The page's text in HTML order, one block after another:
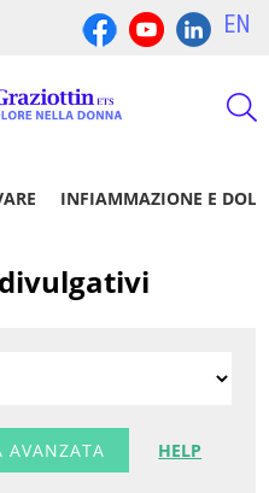
EN
INFIAMMAZIONE E
AVANZATA HELP